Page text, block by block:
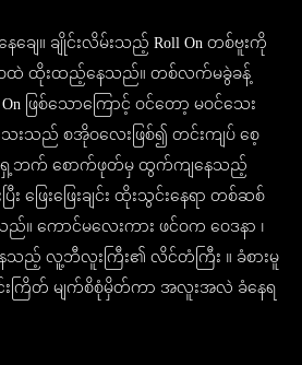
ျေ။ ချိုင်းလိမ်းသည့် Roll On တစ်ဗူးကို
ထဲ ထိုးထည့်နေသည်။ တစ်လက်မခွဲခန့်
ဖြစ်သောကြောင့် ဝင်တော့ မဝင်သေး
သေးသည် စအိုဝလေးဖြစ်၍ တင်းကျပ် စေ့
ဘက် စောက်ဖုတ်မှ ထွက်ကျနေသည့်
ဖြေးဖြေးချင်း ထိုးသွင်းနေရာ တစ်ဆစ်
။ ကောင်မလေးကား ဖင်ဝက ဝေဒနာ ၊
ည့် လူ့ဘီလူးကြီး၏ လိင်တံကြီး ။ ခံစားမူ
းကြိတ် မျက်စိစုံမှိတ်ကာ အလူးအလဲ ခံနေရ